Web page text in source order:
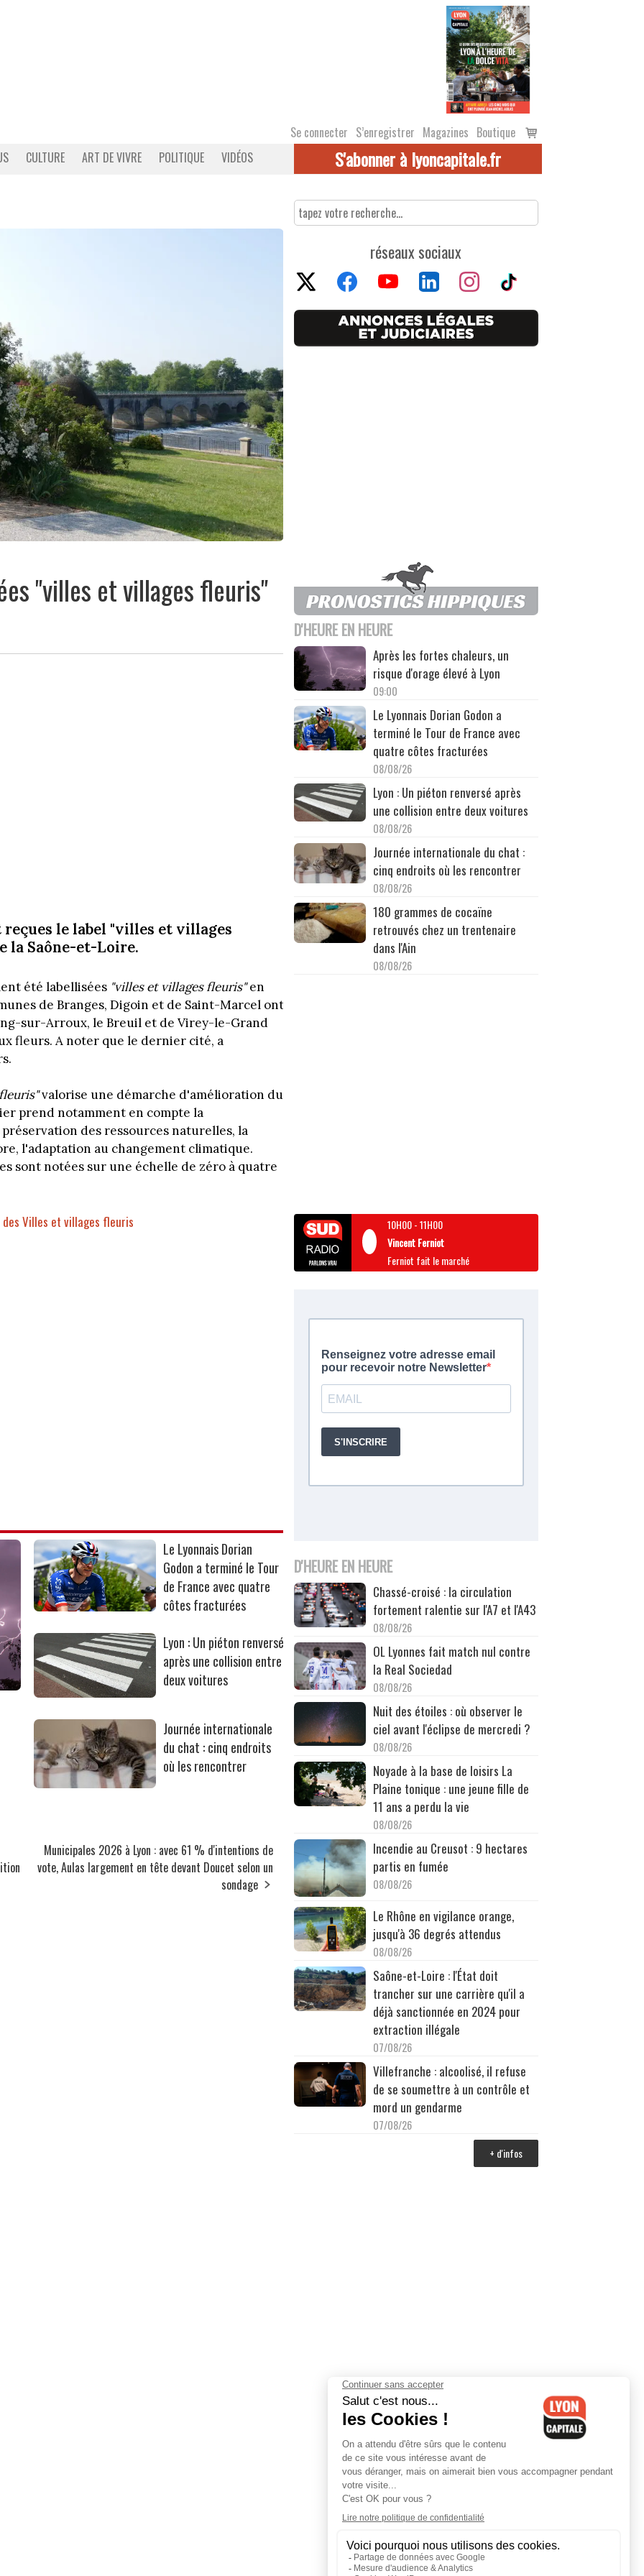
Se connecter S’enregistrer Magazines Boutique
Voir
le
CULTURE ART DE VIVRE POLITIQUE VIDÉOS S'abonner à lyoncapitale.fr
"villes et villages fleuris"
le label "villes et villages
la Saône-et-Loire.
été labellisées "villes et villages fleuris"en
de Branges, Digoin et de Saint-Marcel ont
sur-Arroux, le Breuil et de Virey-le-Grand
fleurs. A noter que le dernier cité, a
valorise une démarche d'amélioration du
prend notamment en compte la
des ressources naturelles, la
l'adaptation au changement climatique.
sont notées sur une échelle de zéro à quatre
Villes et villages fleuris
Le Lyonnais Dorian
Godon a terminé le Tour
de France avec quatre
côtes fracturées
Lyon : Un piéton renversé
après une collision entre
deux voitures
Journée internationale
du chat : cinq endroits
où les rencontrer
Municipales 2026 à Lyon : avec 61 % d'intentions de
vote, Aulas largement en tête devant Doucet selon un
sondage
réseaux sociaux
D'HEURE EN HEURE
Après les fortes chaleurs, un
risque d'orage élevé à Lyon
09:00
Le Lyonnais Dorian Godon a
terminé le Tour de France avec
quatre côtes fracturées
08/08/26
Lyon : Un piéton renversé après
une collision entre deux voitures
08/08/26
Journée internationale du chat :
cinq endroits où les rencontrer
08/08/26
180 grammes de cocaïne
retrouvés chez un trentenaire
dans l'Ain
08/08/26
10H00-11H00
Vincent Ferniot
Ferniot fait le marché
D'HEURE EN HEURE
Chassé-croisé : la circulation
fortement ralentie sur l'A7 et l'A43
08/08/26
OL Lyonnes fait match nul contre
la Real Sociedad
08/08/26
Nuit des étoiles : où observer le
ciel avant l'éclipse de mercredi ?
08/08/26
Noyade à la base de loisirs La
Plaine tonique : une jeune fille de
11 ans a perdu la vie
08/08/26
Incendie au Creusot : 9 hectares
partis en fumée
08/08/26
Le Rhône en vigilance orange,
jusqu'à 36 degrés attendus
08/08/26
Saône-et-Loire : l'État doit
trancher sur une carrière qu'il a
déjà sanctionnée en 2024 pour
extraction illégale
07/08/26
Villefranche : alcoolisé, il refuse
de se soumettre à un contrôle et
mord un gendarme
07/08/26
+ d'infos